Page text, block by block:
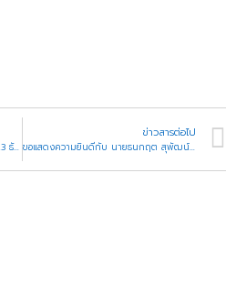
คริสต์มาสโรงเรียนตรังคริสเตียนศึกษา 23 ธันวาคม 2565
ข่าวสารต่อไป
ขอแสดงความยินดีกับ นายธนกฤต สุพัฒน์ ผ่านการคัดเลือกทีมชาติไทย U17 Thailand U20 Tials